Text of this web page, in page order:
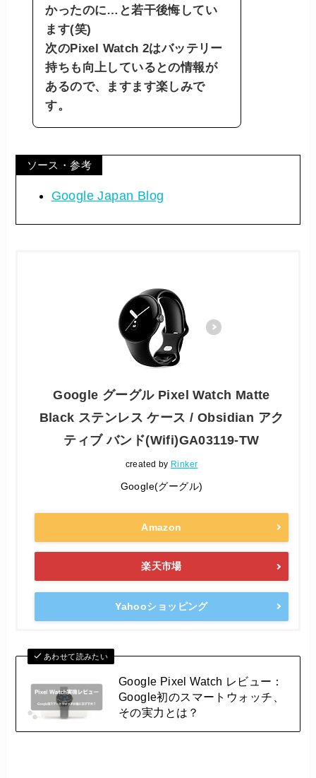
かったのに…と若干後悔してい
ます(笑)
次のPixel Watch 2はバッテリー
持ちも向上しているとの情報が
あるので、ますます楽しみで
す。
ソース・参考
Google Japan Blog
Google グーグル Pixel Watch Matte
Black ステンレス ケース / Obsidian アク
ティブ バンド(Wifi)GA03119-TW
created by Rinker
Google(グーグル)
Amazon
楽天市場
Yahooショッピング
あわせて読みたい
Google Pixel Watch レビュー：
Google初のスマートウォッチ、
その実力とは？